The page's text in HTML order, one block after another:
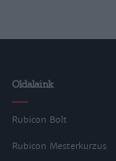
Oldalaink
Rubicon Bolt
Rubicon Mesterkurzus